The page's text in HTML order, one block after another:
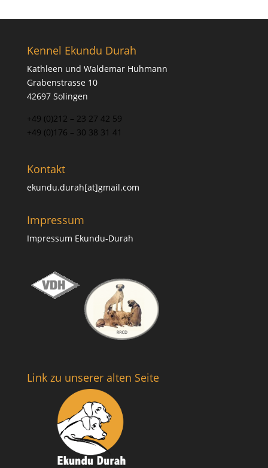
Kennel Ekundu Durah
Kathleen und Waldemar Huhmann
Grabenstrasse 10
42697 Solingen
+49 (0)212 – 23 27 42 59
+49 (0)176 – 30 38 31 41
Kontakt
ekundu.durah[at]gmail.com
Impressum
Impressum Ekundu-Durah
Link zu unserer alten Seite